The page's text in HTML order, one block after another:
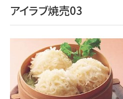
アイラブ焼売03